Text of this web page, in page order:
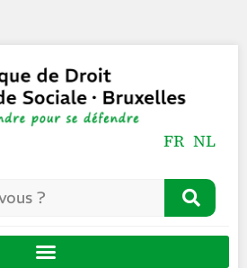
FR NL